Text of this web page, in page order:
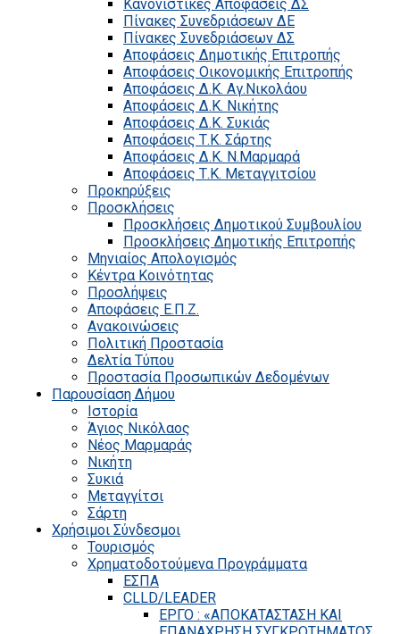
Κανονιστικές Αποφάσεις ΔΣ
Πίνακες Συνεδριάσεων ΔΕ
Πίνακες Συνεδριάσεων ΔΣ
Αποφάσεις Δημοτικής Επιτροπής
Αποφάσεις Οικονομικής Επιτροπής
Αποφάσεις Δ.Κ. Αγ.Νικολάου
Αποφάσεις Δ.Κ. Νικήτης
Αποφάσεις Δ.Κ. Συκιάς
Αποφάσεις Τ.Κ. Σάρτης
Αποφάσεις Δ.Κ. Ν.Μαρμαρά
Αποφάσεις Τ.Κ. Μεταγγιτσίου
Προκηρύξεις
Προσκλήσεις
Προσκλήσεις Δημοτικού Συμβουλίου
Προσκλήσεις Δημοτικής Επιτροπής
Μηνιαίος Απολογισμός
Κέντρα Κοινότητας
Προσλήψεις
Αποφάσεις Ε.Π.Ζ.
Ανακοινώσεις
Πολιτική Προστασία
Δελτία Τύπου
Προστασία Προσωπικών Δεδομένων
Παρουσίαση Δήμου
Ιστορία
Άγιος Νικόλαος
Νέος Μαρμαράς
Νικήτη
Συκιά
Μεταγγίτσι
Σάρτη
Χρήσιμοι Σύνδεσμοι
Τουρισμός
Χρηματοδοτούμενα Προγράμματα
ΕΣΠΑ
CLLD/LEADER
ΕΡΓΟ : «ΑΠΟΚΑΤΑΣΤΑΣΗ ΚΑΙ